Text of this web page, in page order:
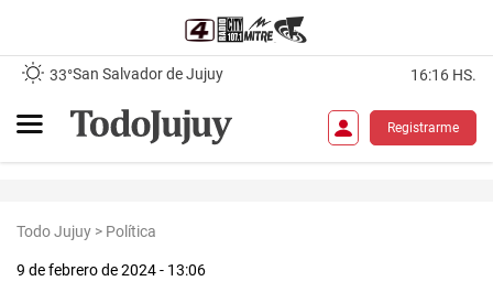
33°San Salvador de Jujuy 16:16 HS.
Registrarme
Todo Jujuy > Política
9 de febrero de 2024 - 13:06